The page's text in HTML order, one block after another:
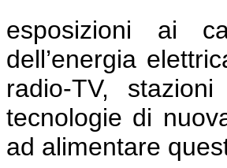
esposizioni ai
dell’energia
radio-TV,
tecnologie di
ad alimentare